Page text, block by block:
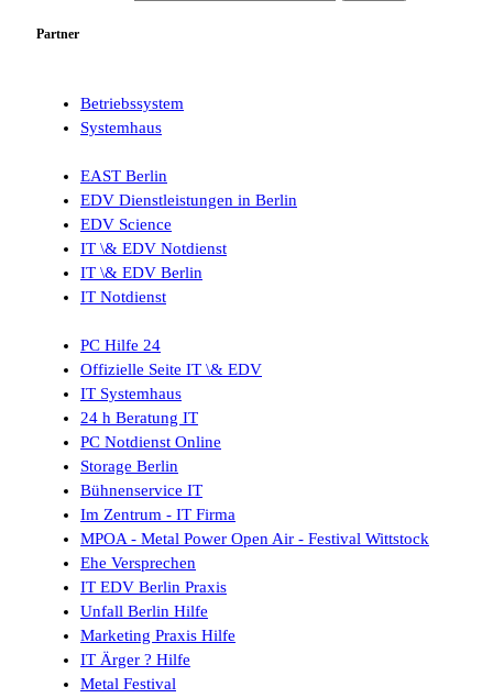
Partner
Betriebssystem
Systemhaus
EAST Berlin
EDV Dienstleistungen in Berlin
EDV Science
IT \& EDV Notdienst
IT \& EDV Berlin
IT Notdienst
PC Hilfe 24
Offizielle Seite IT \& EDV
IT Systemhaus
24 h Beratung IT
PC Notdienst Online
Storage Berlin
Bühnenservice IT
Im Zentrum - IT Firma
MPOA - Metal Power Open Air - Festival Wittstock
Ehe Versprechen
IT EDV Berlin Praxis
Unfall Berlin Hilfe
Marketing Praxis Hilfe
IT Ärger ? Hilfe
Metal Festival